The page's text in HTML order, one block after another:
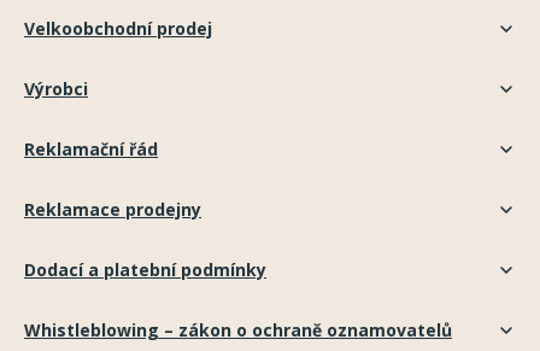
Velkoobchodní prodej
Výrobci
Reklamační řád
Reklamace prodejny
Dodací a platební podmínky
Whistleblowing – zákon o ochraně oznamovatelů